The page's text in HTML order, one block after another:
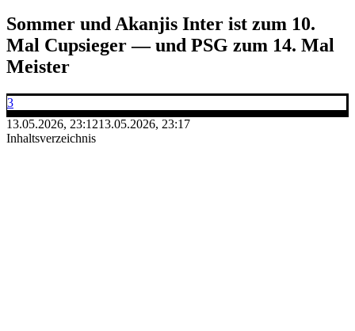
Sommer und Akanjis Inter ist zum 10.
Mal Cupsieger — und PSG zum 14. Mal
Meister
3
13.05.2026, 23:1213.05.2026, 23:17
Inhaltsverzeichnis